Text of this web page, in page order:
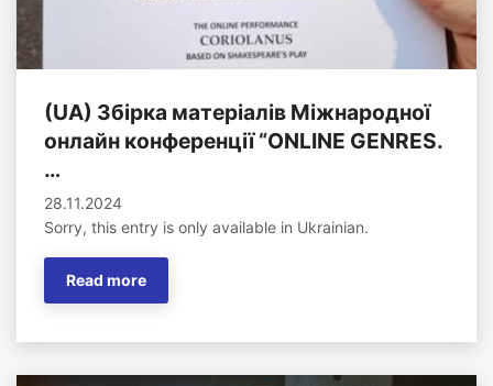
(UA) Збірка матеріалів Міжнародної
онлайн конференції “ONLINE GENRES.
…
28.11.2024
Sorry, this entry is only available in Ukrainian.
Read more